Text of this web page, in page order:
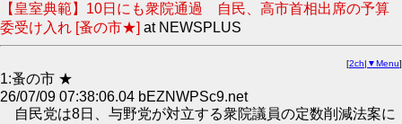
【皇室典範】10日にも衆院通過 自民、高市首相出席の予算
委受け入れ [蚤の市★] at NEWSPLUS
[2ch| ▼Menu]
1:蚤の市 ★
26/07/09 07:38:06.04 bEZNWPSc9.net
自民党は8日、与野党が対立する衆院議員の定数削減法案に